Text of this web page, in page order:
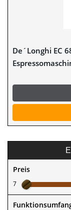
De´Longhi EC
Preis
7